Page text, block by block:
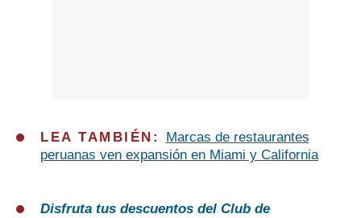
LEA TAMBIÉN:
Marcas de restaurantes
peruanas ven expansión en Miami y California
Disfruta tus descuentos del Club de